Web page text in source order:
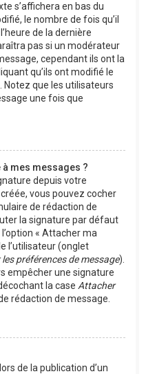
s’affichera en bas du
le nombre de fois qu’il
de la dernière
pas si un modérateur
cependant ils ont la
qu’ils ont modifié le
que les utilisateurs
une fois que
mes messages ?
depuis votre
vous pouvez cocher
de rédaction de
la signature par défaut
« Attacher ma
l’utilisateur (onglet
préférences de message).
empêcher une signature
la case Attacher
rédaction de message.
de la publication d’un